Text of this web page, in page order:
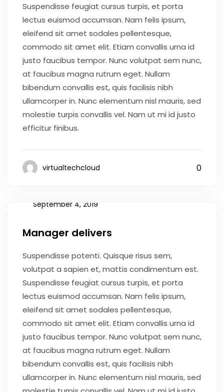
Suspendisse feugiat cursus turpis, et porta
lectus euismod accumsan. Nam felis ipsum,
eleifend sit amet sodales pellentesque,
commodo sit amet elit. Etiam convallis urna id
justo faucibus tempor. Nunc volutpat sem nunc,
at faucibus magna rutrum eget. Nullam
bibendum convallis est, quis facilisis nibh
ullamcorper in. Nunc elementum nisl mauris, sed
molestie turpis convallis vel. Nam ut mi id justo
efficitur finibus.
virtualtechcloud 0
September 4, 2019
Manager delivers
Suspendisse potenti. Quisque risus sem,
volutpat a sapien et, mattis condimentum est.
Suspendisse feugiat cursus turpis, et porta
lectus euismod accumsan. Nam felis ipsum,
eleifend sit amet sodales pellentesque,
commodo sit amet elit. Etiam convallis urna id
justo faucibus tempor. Nunc volutpat sem nunc,
at faucibus magna rutrum eget. Nullam
bibendum convallis est, quis facilisis nibh
ullamcorper in. Nunc elementum nisl mauris, sed